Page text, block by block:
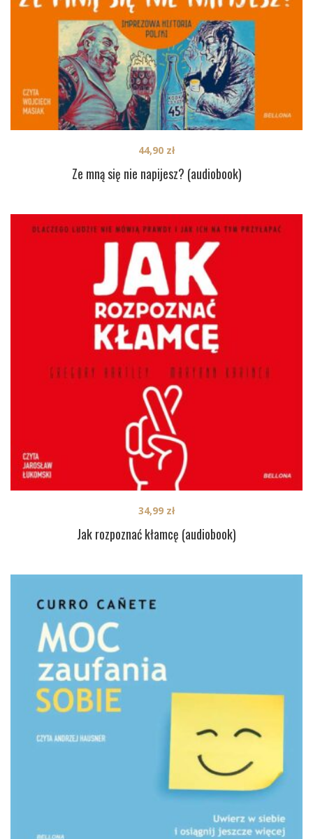
Ze mną się nie napijesz? (audiobook)
44,90 zł
Jak rozpoznać kłamcę (audiobook)
34,99 zł